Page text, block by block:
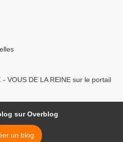
VOUS DE LA REINE sur le portail
sur Overblog
un blog